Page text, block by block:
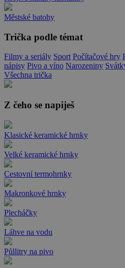
Městské batohy
Trička podle témat
Filmy a seriály Sport Počítačové hry
nápisy Pivo a víno Narozeniny
Všechna trička
Z čeho se napiješ
Klasické keramické hrnky
Velké keramické hrnky
Cestovní termohrnky
Makronkové hrnky
Plecháčky
Láhve na vodu
Půllitry na pivo